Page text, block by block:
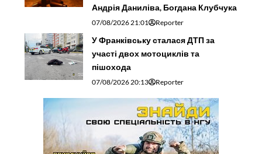
Андрія Даниліва, Богдана Клубчука
07/08/2026 21:01 Reporter
У Франківську сталася ДТП за
участі двох мотоциклів та
пішохода
07/08/2026 20:13 Reporter